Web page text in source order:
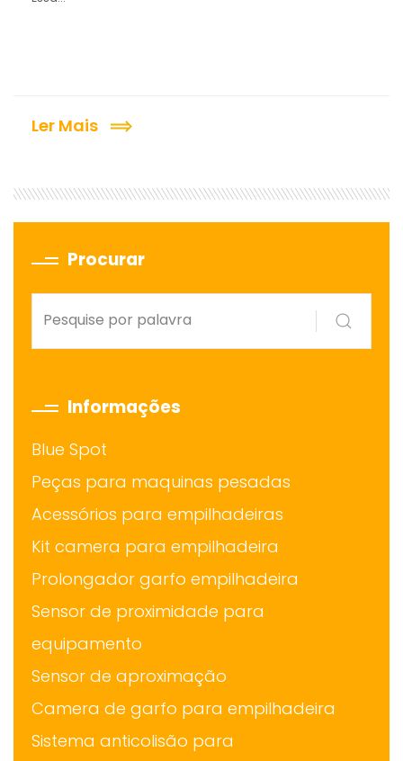
Ler Mais
Procurar
Informações
Blue Spot
Peças para maquinas pesadas
Acessórios para empilhadeiras
Kit camera para empilhadeira
Prolongador garfo empilhadeira
Sensor de proximidade para
equipamento
Sensor de aproximação
Camera de garfo para empilhadeira
Sistema anticolisão para